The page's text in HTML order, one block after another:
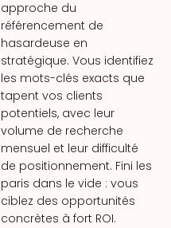
approche du
référencement de
hasardeuse en
stratégique. Vous identifiez
les mots-clés exacts que
tapent vos clients
potentiels, avec leur
volume de recherche
mensuel et leur difficulté
de positionnement. Fini les
paris dans le vide : vous
ciblez des opportunités
concrètes à fort ROI.